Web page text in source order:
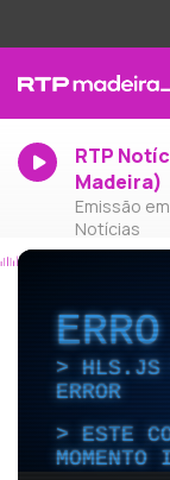
RTP
Madeira)
Emissão
Notícias
HLS.JS
ERROR
ESTE